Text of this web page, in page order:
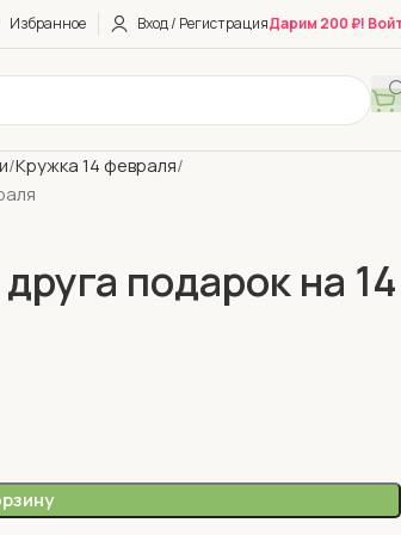
Избранное Вход / РегистрацияДарим 200 ₽!
Кружка 14 февраля
подарок на 14